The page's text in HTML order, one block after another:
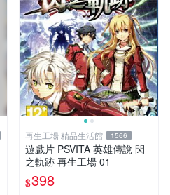
再生工場 精品生活館 1566
遊戲片 PSVITA 英雄傳說 閃
之軌跡 再生工場 01
$398